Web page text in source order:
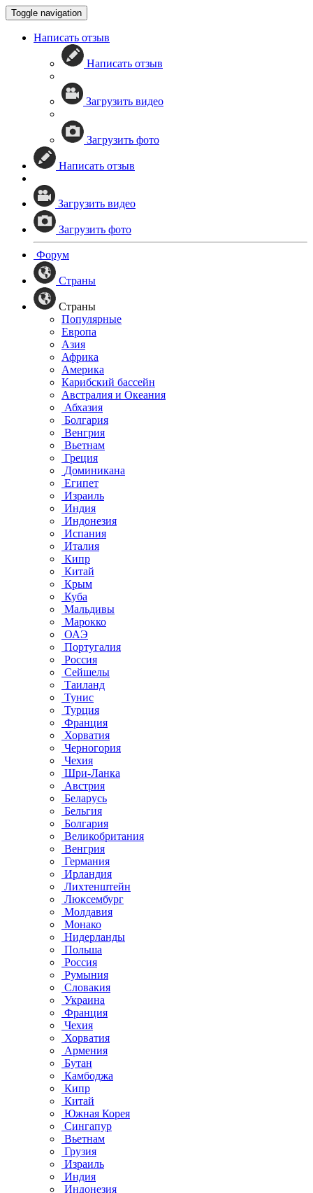
Toggle navigation
Написать отзыв
Написать отзыв
Загрузить видео
Загрузить фото
Написать отзыв
Загрузить видео
Загрузить фото
Форум
Страны
Страны
Популярные
Европа
Азия
Африка
Америка
Карибский бассейн
Австралия и Океания
Абхазия
Болгария
Венгрия
Вьетнам
Греция
Доминикана
Египет
Израиль
Индия
Индонезия
Испания
Италия
Кипр
Китай
Крым
Куба
Мальдивы
Марокко
ОАЭ
Португалия
Россия
Сейшелы
Таиланд
Тунис
Турция
Франция
Хорватия
Черногория
Чехия
Шри-Ланка
Австрия
Беларусь
Бельгия
Болгария
Великобритания
Венгрия
Германия
Ирландия
Лихтенштейн
Люксембург
Молдавия
Монако
Нидерланды
Польша
Россия
Румыния
Словакия
Украина
Франция
Чехия
Хорватия
Армения
Бутан
Камбоджа
Кипр
Китай
Южная Корея
Сингапур
Вьетнам
Грузия
Израиль
Индия
Индонезия